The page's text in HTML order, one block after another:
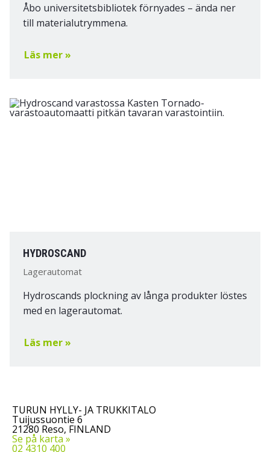
Åbo universitetsbibliotek förnyades – ända ner
till materialutrymmena.
Läs mer »
HYDROSCAND
Lagerautomat
Hydroscands plockning av långa produkter löstes
med en lagerautomat.
Läs mer »
TURUN HYLLY- JA TRUKKITALO
Tuijussuontie 6
21280 Reso, FINLAND
Se på karta »
02 4310 400